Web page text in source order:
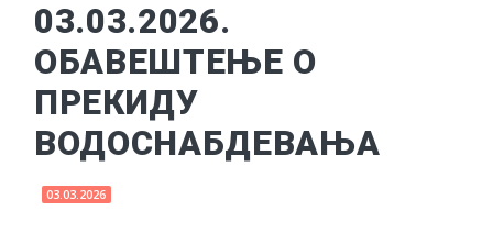
03.03.2026.
ОБАВЕШТЕЊЕ О
ПРЕКИДУ
ВОДОСНАБДЕВАЊА
03.03.2026